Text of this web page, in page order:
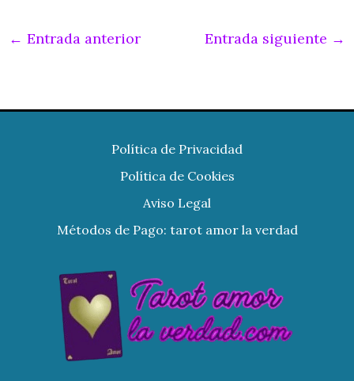
← Entrada anterior Entrada siguiente →
Política de Privacidad
Política de Cookies
Aviso Legal
Métodos de Pago: tarot amor la verdad